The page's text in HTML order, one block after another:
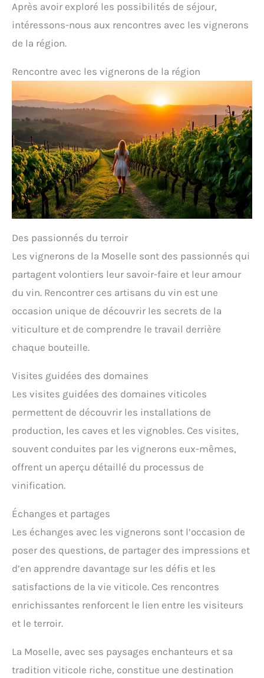
Après avoir exploré les possibilités de séjour,
intéressons-nous aux rencontres avec les vignerons
de la région.
Rencontre avec les vignerons de la région
Des passionnés du terroir
Les vignerons de la Moselle sont des passionnés qui
partagent volontiers leur savoir-faire et leur amour
du vin. Rencontrer ces artisans du vin est une
occasion unique de découvrir les secrets de la
viticulture et de comprendre le travail derrière
chaque bouteille.
Visites guidées des domaines
Les visites guidées des domaines viticoles
permettent de découvrir les installations de
production, les caves et les vignobles. Ces visites,
souvent conduites par les vignerons eux-mêmes,
offrent un aperçu détaillé du processus de
vinification.
Échanges et partages
Les échanges avec les vignerons sont l’occasion de
poser des questions, de partager des impressions et
d’en apprendre davantage sur les défis et les
satisfactions de la vie viticole. Ces rencontres
enrichissantes renforcent le lien entre les visiteurs
et le terroir.
La Moselle, avec ses paysages enchanteurs et sa
tradition viticole riche, constitue une destination